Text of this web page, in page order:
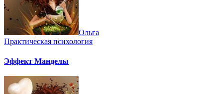
Ольга
Практическая психология
Эффект Манделы